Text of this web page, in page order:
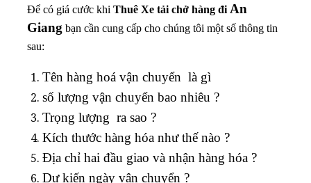
Để có giá cước khi Thuê Xe tải chở hàng đi An
Giang bạn cần cung cấp cho chúng tôi một số thông tin
sau:
Tên hàng hoá vận chuyển là gì
số lượng vận chuyển bao nhiêu ?
Trọng lượng ra sao ?
Kích thước hàng hóa như thế nào ?
Địa chỉ hai đầu giao và nhận hàng hóa ?
Dự kiến ngày vận chuyển ?